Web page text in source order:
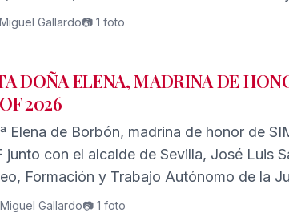
exposición permanecerá expuesta hasta
Gallardo📷 1 foto
DOÑA ELENA, MADRINA DE
2026
Elena de Borbón, madrina de honor de
junto con el alcalde de Sevilla, José Luis
Formación y Trabajo Autónomo de la
y Raquel Revuelta, CEO de la
Gallardo📷 1 foto